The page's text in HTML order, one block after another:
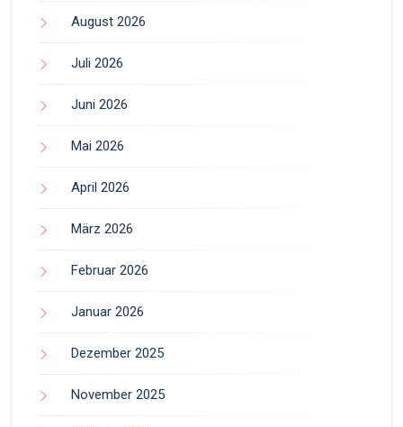
August 2026
Juli 2026
Juni 2026
Mai 2026
April 2026
März 2026
Februar 2026
Januar 2026
Dezember 2025
November 2025